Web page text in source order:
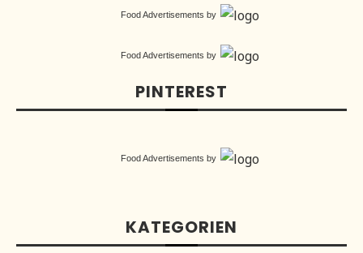
Food Advertisements by
Food Advertisements by
PINTEREST
Food Advertisements by
KATEGORIEN